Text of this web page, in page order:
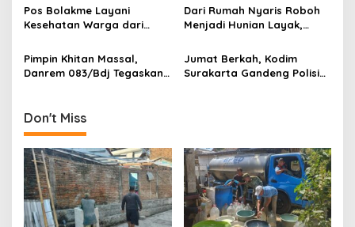
t
i
o
n
Pos Bolakme Layani
Kesehatan Warga dari
Pegunungan
Dari Rumah Nyaris Roboh
Menjadi Hunian Layak,
Wujudkan Harapan Ibu Feri
Pimpin Khitan Massal,
Danrem 083/Bdj Tegaskan
Jumat Berkah, Kodim
Surakarta Gandeng Polisi
Don't Miss